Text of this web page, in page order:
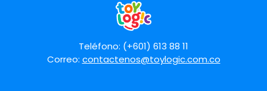
Teléfono: (+601) 613 88 11
Correo: contactenos@toylogic.com.co